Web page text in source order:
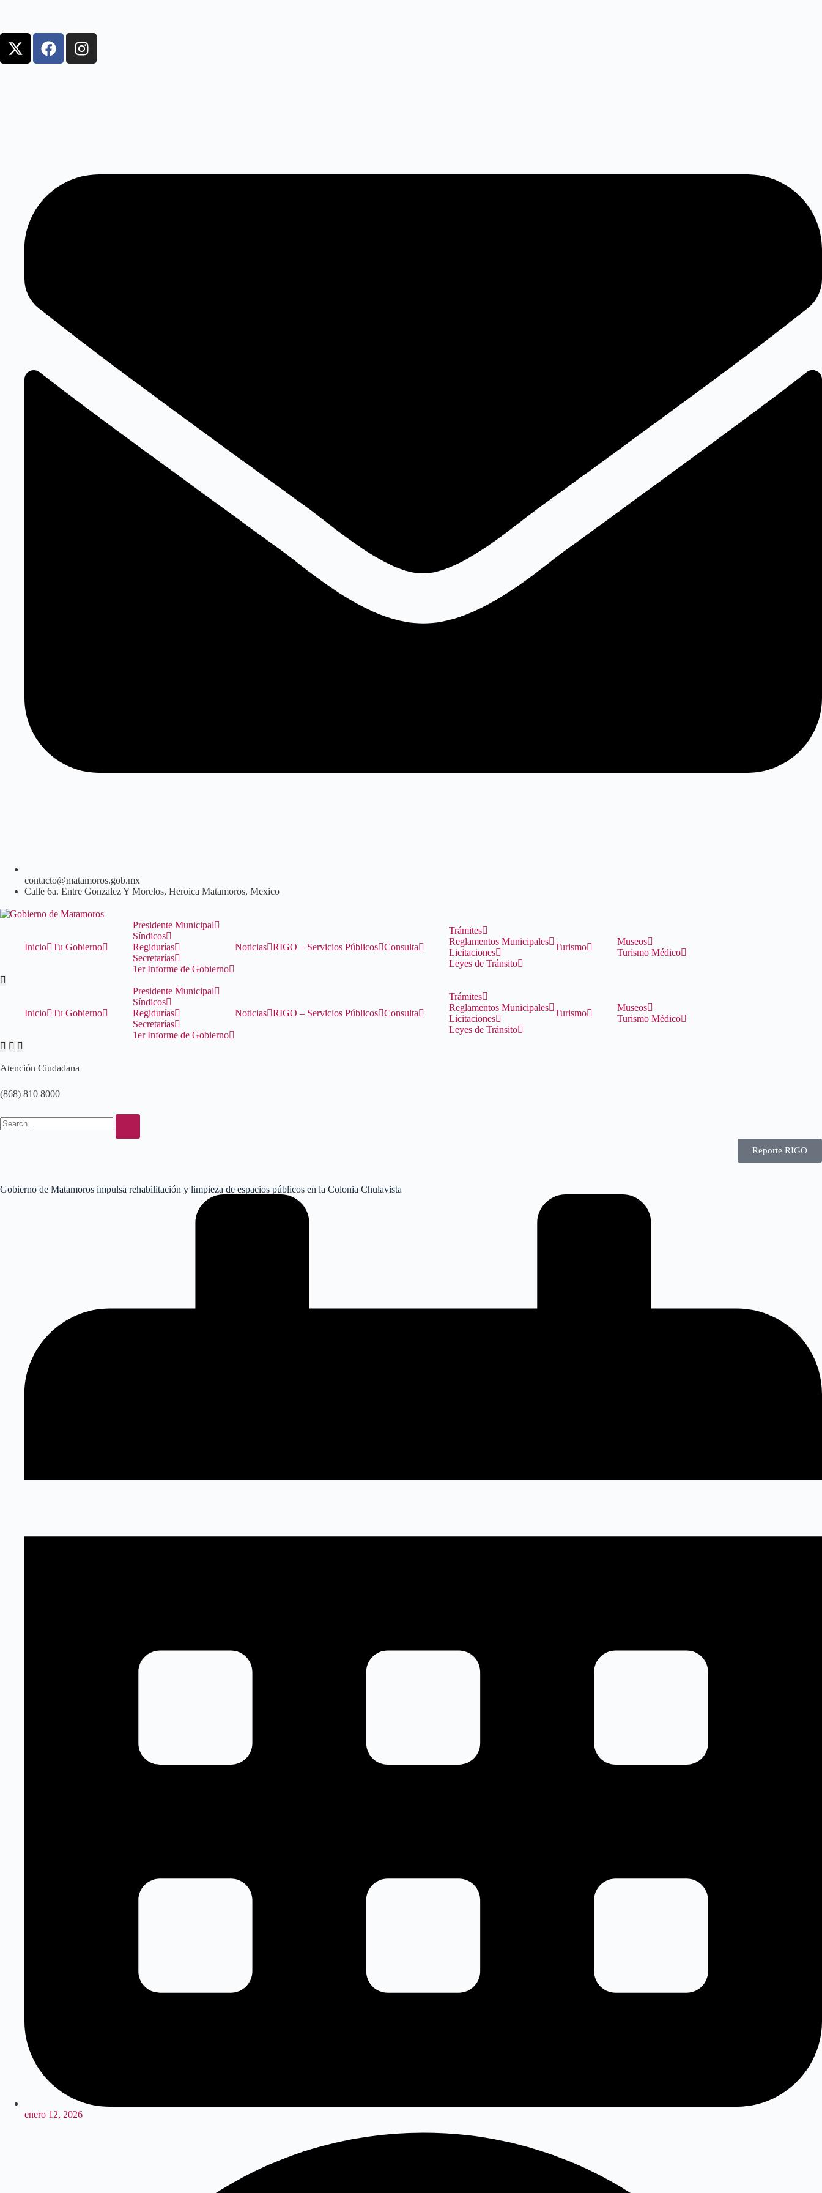
contacto@matamoros.gob.mx
Calle 6a. Entre Gonzalez Y Morelos, Heroica Matamoros, Mexico
Inicio Tu Gobierno
Presidente Municipal
Síndicos
Regidurías
Secretarías
1er Informe de Gobierno
Noticias RIGO – Servicios Públicos Consulta
Trámites
Reglamentos Municipales
Licitaciones
Leyes de Tránsito
Turismo
Museos
Turismo Médico
Inicio Tu Gobierno
Presidente Municipal
Síndicos
Regidurías
Secretarías
1er Informe de Gobierno
Noticias RIGO – Servicios Públicos Consulta
Trámites
Reglamentos Municipales
Licitaciones
Leyes de Tránsito
Turismo
Museos
Turismo Médico
Atención Ciudadana
(868) 810 8000
Reporte RIGO
Gobierno de Matamoros impulsa rehabilitación y limpieza de espacios públicos en la Colonia Chulavista
enero 12, 2026